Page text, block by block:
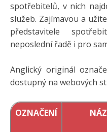
spotřebitelů, v nich
služeb. Zajímavou a
představitele
neposlední řadě i pro
Anglický originál
dostupný na webových
OZNAČENÍ